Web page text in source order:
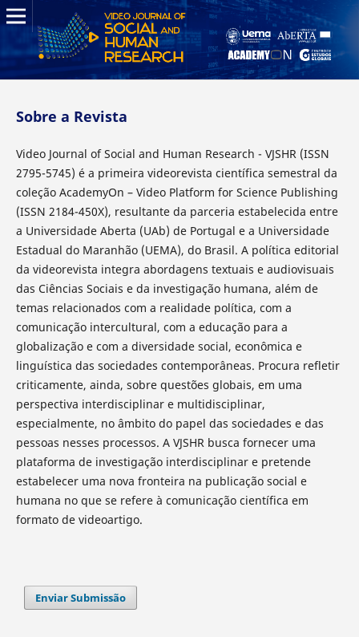
Sobre a Revista
Video Journal of Social and Human Research - VJSHR (ISSN
2795-5745) é a primeira videorevista científica semestral da
coleção AcademyOn – Video Platform for Science Publishing
(ISSN 2184-450X), resultante da parceria estabelecida entre
a Universidade Aberta (UAb) de Portugal e a Universidade
Estadual do Maranhão (UEMA), do Brasil. A política editorial
da videorevista integra abordagens textuais e audiovisuais
das Ciências Sociais e da investigação humana, além de
temas relacionados com a realidade política, com a
comunicação intercultural, com a educação para a
globalização e com a diversidade social, econômica e
linguística das sociedades contemporâneas. Procura refletir
criticamente, ainda, sobre questões globais, em uma
perspectiva interdisciplinar e multidisciplinar,
especialmente, no âmbito do papel das sociedades e das
pessoas nesses processos. A VJSHR busca fornecer uma
plataforma de investigação interdisciplinar e pretende
estabelecer uma nova fronteira na publicação social e
humana no que se refere à comunicação científica em
formato de videoartigo.
Enviar Submissão